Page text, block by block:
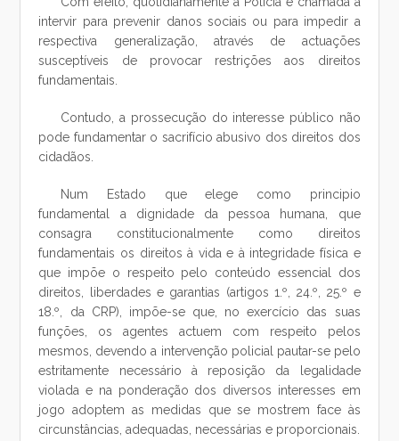
intervir para prevenir danos sociais ou para impedir a
respectiva generalização, através de actuações
susceptíveis de provocar restrições aos direitos
fundamentais.
Contudo, a prossecução do interesse público não
pode fundamentar o sacrifício abusivo dos direitos dos
cidadãos.
Num Estado que elege como principio
fundamental a dignidade da pessoa humana, que
consagra constitucionalmente como direitos
fundamentais os direitos à vida e à integridade física e
que impõe o respeito pelo conteúdo essencial dos
direitos, liberdades e garantias (artigos 1.º, 24.º, 25.º e
18.º, da CRP), impõe-se que, no exercício das suas
funções, os agentes actuem com respeito pelos
mesmos, devendo a intervenção policial pautar-se pelo
estritamente necessário à reposição da legalidade
violada e na ponderação dos diversos interesses em
jogo adoptem as medidas que se mostrem face às
circunstâncias, adequadas, necessárias e proporcionais.